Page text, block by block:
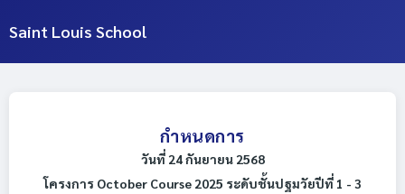
Saint Louis School
กำหนดการ
วันที่ 24 กันยายน 2568
โครงการ October Course 2025 ระดับชั้นปฐมวัยปีที่ 1 - 3